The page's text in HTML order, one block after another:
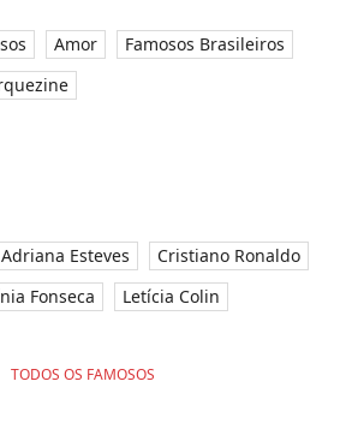
Amor
Famosos Brasileiros
Adriana Esteves
Cristiano Ronaldo
Fonseca
Letícia Colin
TODOS OS FAMOSOS